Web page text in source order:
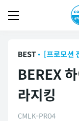
BEST [프로모션
BEREX
라지킹
CMLK-PR04